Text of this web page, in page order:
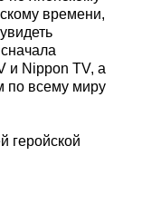
времени,
и Nippon TV, а
по всему миру
геройской